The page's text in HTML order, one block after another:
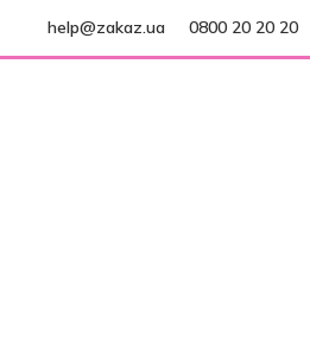
help@zakaz.ua 0800 20 20 20